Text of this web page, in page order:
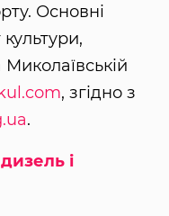
Основні
, згідно з
.
і